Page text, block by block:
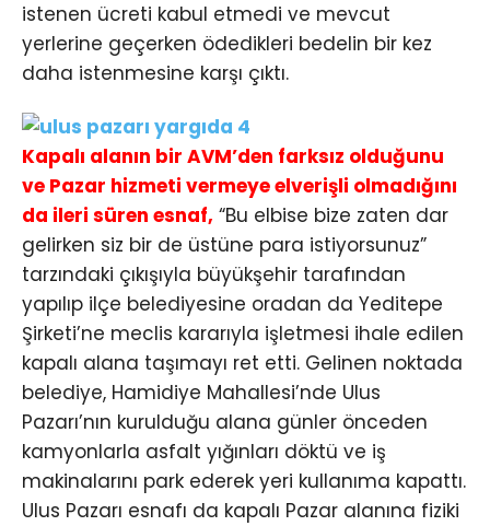
istenen ücreti kabul etmedi ve mevcut
yerlerine geçerken ödedikleri bedelin bir kez
daha istenmesine karşı çıktı.
Kapalı alanın bir AVM’den farksız olduğunu
ve Pazar hizmeti vermeye elverişli olmadığını
da ileri süren esnaf, “Bu elbise bize zaten dar
gelirken siz bir de üstüne para istiyorsunuz”
tarzındaki çıkışıyla büyükşehir tarafından
yapılıp ilçe belediyesine oradan da Yeditepe
Şirketi’ne meclis kararıyla işletmesi ihale edilen
kapalı alana taşımayı ret etti. Gelinen noktada
belediye, Hamidiye Mahallesi’nde Ulus
Pazarı’nın kurulduğu alana günler önceden
kamyonlarla asfalt yığınları döktü ve iş
makinalarını park ederek yeri kullanıma kapattı.
Ulus Pazarı esnafı da kapalı Pazar alanına fiziki